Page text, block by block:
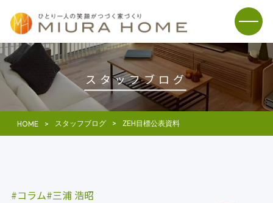
スタッフブログ
HOME スタッフブログ ZEH目標公表資料
コラム 三浦 浩昭